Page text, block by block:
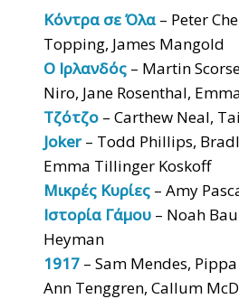
Κόντρα σε Όλα – Peter
Topping, James Mangold
Ο Ιρλανδός – Martin
Niro, Jane Rosenthal,
Τζότζο – Carthew Neal,
Joker – Todd Phillips,
Emma Tillinger Koskoff
Μικρές Κυρίες – Amy
Ιστορία Γάμου – Noah
Heyman
1917 – Sam Mendes,
Ann Tenggren, Callum